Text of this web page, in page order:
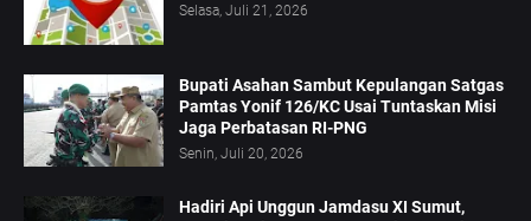
Selasa, Juli 21, 2026
Bupati Asahan Sambut Kepulangan Satgas
Pamtas Yonif 126/KC Usai Tuntaskan Misi
Jaga Perbatasan RI-PNG
Senin, Juli 20, 2026
Hadiri Api Unggun Jamdasu XI Sumut,